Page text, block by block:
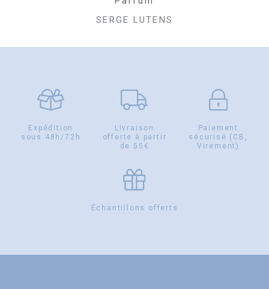
SERGE LUTENS
Expédition
sous 48h/72h
Livraison
offerte à partir
de 55€
Paiement
sécurisé (CB,
Virement)
Échantillons offerts